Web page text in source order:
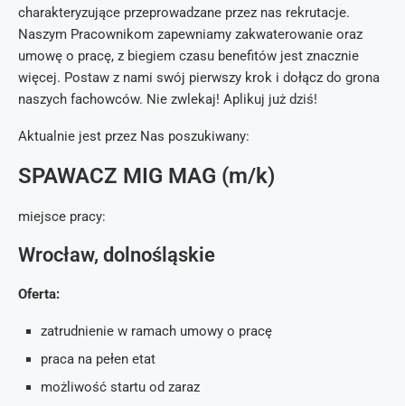
charakteryzujące przeprowadzane przez nas rekrutacje.
Naszym Pracownikom zapewniamy zakwaterowanie oraz
umowę o pracę, z biegiem czasu benefitów jest znacznie
więcej. Postaw z nami swój pierwszy krok i dołącz do grona
naszych fachowców. Nie zwlekaj! Aplikuj już dziś!
Aktualnie jest przez Nas poszukiwany:
SPAWACZ MIG MAG (m/k)
miejsce pracy:
Wrocław, dolnośląskie
Oferta:
zatrudnienie w ramach umowy o pracę
praca na pełen etat
możliwość startu od zaraz